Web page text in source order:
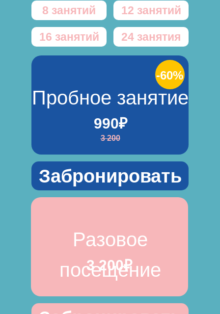
8 занятий 12 занятий
16 занятий 24 занятия
990₽
3 200
Пробное занятие
3 200₽
Разовое
посещение
Забронировать
-60%